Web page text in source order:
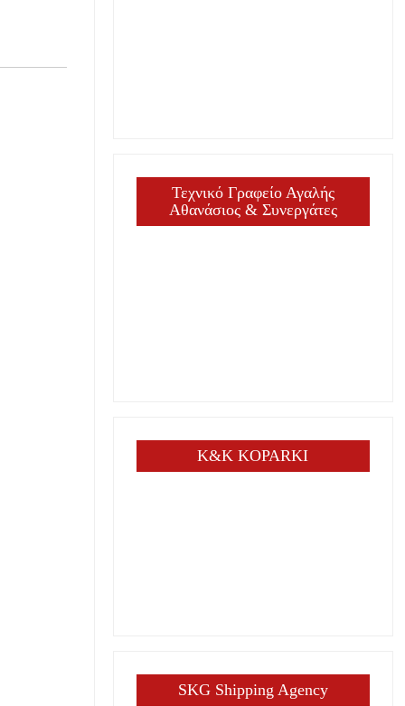
Τεχνικό Γραφείο Αγαλής
Αθανάσιος & Συνεργάτες
K&K KOPARKI
SKG Shipping Agency